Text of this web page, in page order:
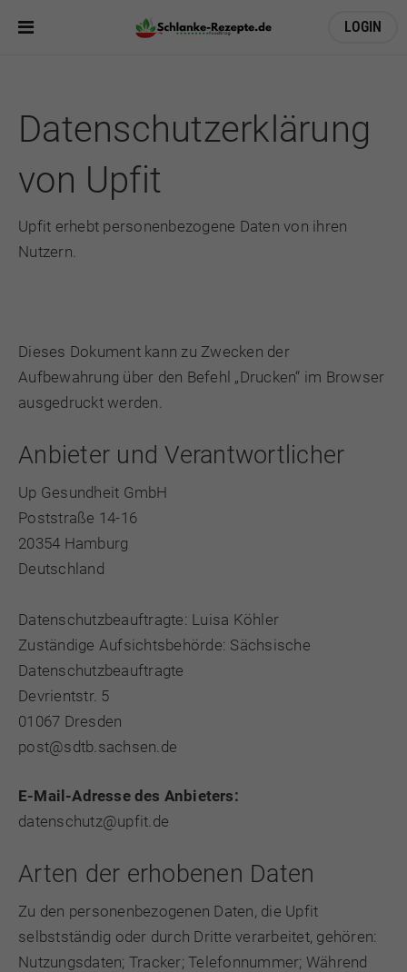
Datenschutzerklärung
von Upfit
Upfit erhebt personenbezogene Daten von ihren
Nutzern.
Dieses Dokument kann zu Zwecken der
Aufbewahrung über den Befehl „Drucken“ im Browser
ausgedruckt werden.
Anbieter und Verantwortlicher
Up Gesundheit GmbH
Poststraße 14-16
20354 Hamburg
Deutschland
Datenschutzbeauftragte: Luisa Köhler
Zuständige Aufsichtsbehörde: Sächsische
Datenschutzbeauftragte
Devrientstr. 5
01067 Dresden
post@sdtb.sachsen.de
E-Mail-Adresse des Anbieters:
datenschutz@upfit.de
Arten der erhobenen Daten
Zu den personenbezogenen Daten, die Upfit
selbstständig oder durch Dritte verarbeitet, gehören:
Nutzungsdaten; Tracker; Telefonnummer; Während
LOGIN